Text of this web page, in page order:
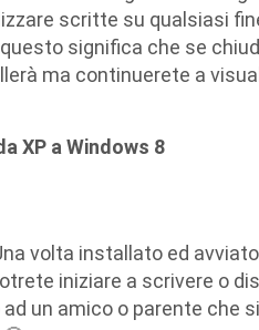
scritte su qualsiasi
significa che se
ma continuerete a
XP a Windows 8
volta installato ed avviato
iniziare a scrivere o
un amico o parente che